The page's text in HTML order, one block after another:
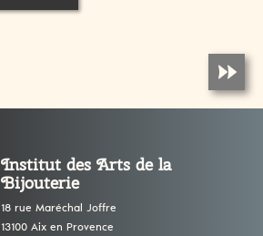
Institut des Arts de la
Bijouterie
18 rue Maréchal Joffre
13100 Aix en Provence